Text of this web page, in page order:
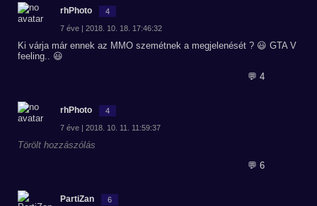
rhPhoto 4
7 éve | 2018. 10. 18. 17:46:32
Ki várja már ennek az MMO szemétnek a megjelenését ? 😃 GTA V
feeling.. 😃
💬 4
rhPhoto 4
7 éve | 2018. 10. 11. 11:59:37
Törölt hozzászólás
💬 6
PartiZan 6